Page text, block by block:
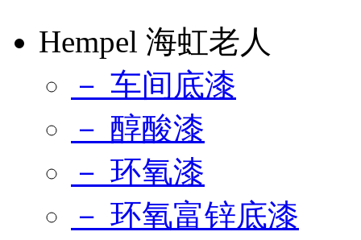
Hempel 海虹老人
－ 车间底漆
－ 醇酸漆
－ 环氧漆
－ 环氧富锌底漆